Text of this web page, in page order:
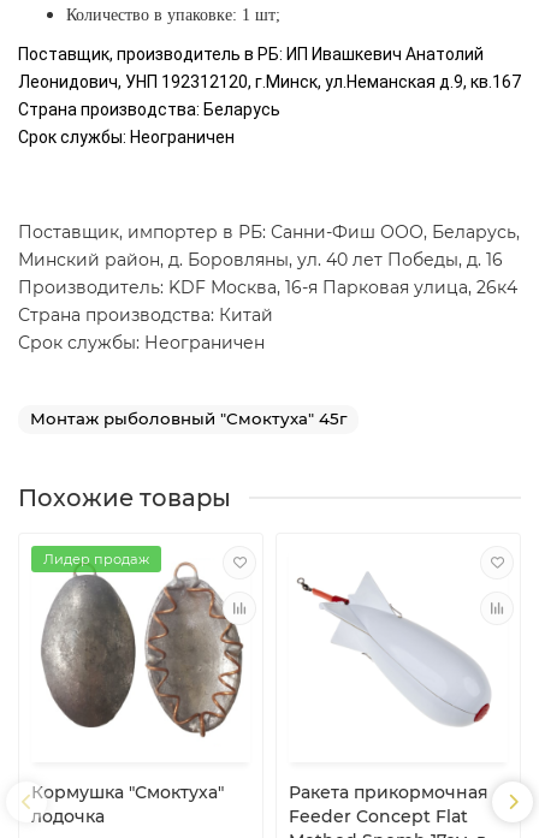
Количество в упаковке: 1 шт;
Поставщик, производитель в РБ: ИП Ивашкевич Анатолий
Леонидович, УНП 192312120, г.Минск, ул.Неманская д.9, кв.167
Страна производства: Беларусь
Срок службы: Неограничен
Поставщик, импортер в РБ: Санни-Фиш ООО, Беларусь,
Минский район, д. Боровляны, ул. 40 лет Победы, д. 16
Производитель: KDF Москва, 16-я Парковая улица, 26к4
Страна производства: Китай
Срок службы: Неограничен
Монтаж рыболовный "Смоктуха" 45г
Похожие товары
Лидер продаж
Кормушка "Смоктуха"
лодочка
Ракета прикормочная
Feeder Concept Flat